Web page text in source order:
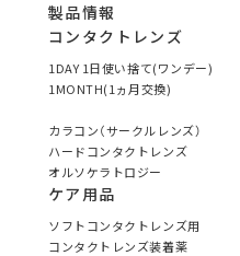
製品情報
コンタクトレンズ
1DAY 1日使い捨て(ワンデー)
1MONTH(1ヵ月交換)
カラコン（サークルレンズ）
ハードコンタクトレンズ
オルソケラトロジー
ケア用品
ソフトコンタクトレンズ用
コンタクトレンズ装着薬